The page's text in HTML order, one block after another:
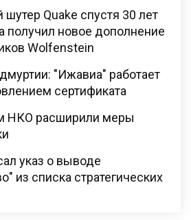
Quake спустя 30 лет
получил новое дополнение
Wolfenstein
"Ижавиа" работает
сертификата
НКО расширили меры
указ о выводе
из списка стратегических